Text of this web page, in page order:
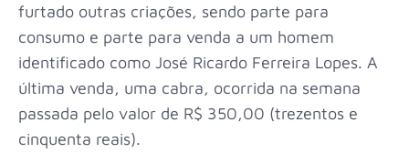
furtado outras criações, sendo parte para
consumo e parte para venda a um homem
identificado como José Ricardo Ferreira Lopes. A
última venda, uma cabra, ocorrida na semana
passada pelo valor de R$ 350,00 (trezentos e
cinquenta reais).